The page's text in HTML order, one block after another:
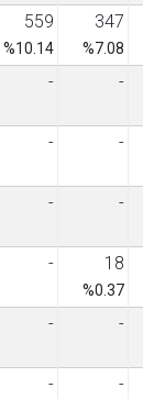
559
%10.14
347
%7.08
- -
- -
- -
- 18
%0.37
- -
- -